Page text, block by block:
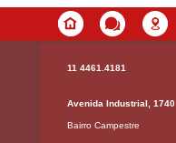
11 4461.4181
Avenida Industrial, 1740
Bairro Campestre